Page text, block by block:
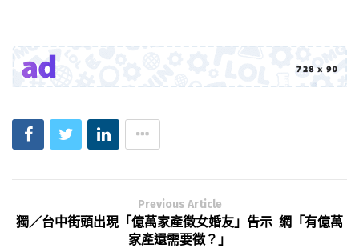
Previous Article
獨／台中街頭出現「億萬家產徵女婚友」告示 網「有億萬
家產還需要徵？」